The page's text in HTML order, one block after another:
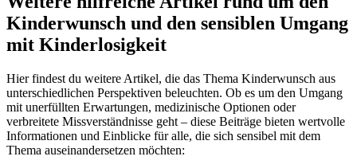
Kinderwunsch und den sensiblen Umgang
mit Kinderlosigkeit
Hier findest du weitere Artikel, die das Thema Kinderwunsch aus
unterschiedlichen Perspektiven beleuchten. Ob es um den Umgang
mit unerfüllten Erwartungen, medizinische Optionen oder
verbreitete Missverständnisse geht – diese Beiträge bieten wertvolle
Informationen und Einblicke für alle, die sich sensibel mit dem
Thema auseinandersetzen möchten: